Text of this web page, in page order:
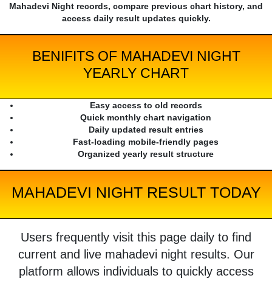
Mahadevi Night records, compare previous chart history, and
access daily result updates quickly.
BENIFITS OF MAHADEVI NIGHT
YEARLY CHART
Easy access to old records
Quick monthly chart navigation
Daily updated result entries
Fast-loading mobile-friendly pages
Organized yearly result structure
MAHADEVI NIGHT RESULT TODAY
Users frequently visit this page daily to find
current and live mahadevi night results. Our
platform allows individuals to quickly access